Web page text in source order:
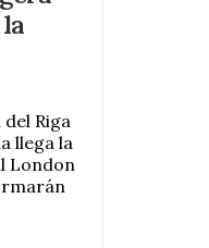
Riga
llega la
London